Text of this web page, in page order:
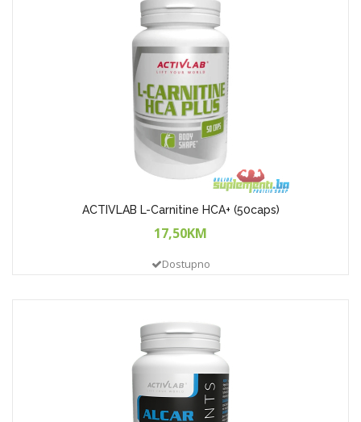
ACTIVLAB L-Carnitine HCA+ (50caps)
17,50KM
Dostupno